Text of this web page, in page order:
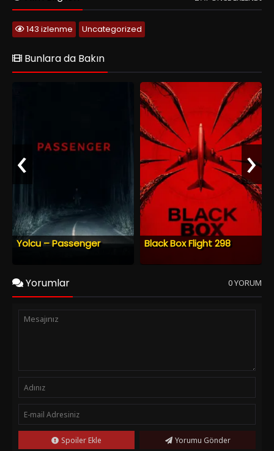
143 izlenme Uncategorized
Bunlara da Bakın
Yolcu – Passenger Black Box Flight 298
‹ ›
Yorumlar 0 YORUM
Spoiler Ekle Yorumu Gönder